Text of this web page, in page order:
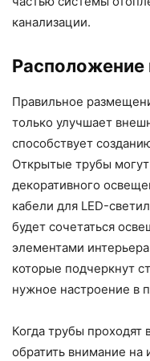
канализации.
Правильное
только улучшает
способствует
Открытые трубы
декоративного
кабели для LED-
будет сочетаться
элементами
которые подчеркнут
нужное настроение в
Когда трубы проходят
обратить внимание